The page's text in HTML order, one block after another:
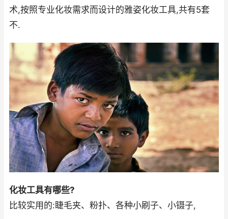
术,按照专业化妆需求而设计的雅姿化妆工具,共有5套
不.
化妆工具有哪些?
比较实用的:睫毛夹、粉扑、各种小刷子、小镊子,